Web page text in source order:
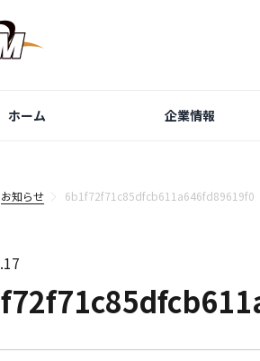
ホーム 企業情報
お知らせ 6b1f72f71c85dfcb611a646fd89619f0